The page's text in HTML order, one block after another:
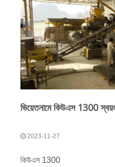
ভিয়েতনামে কিউএস 1300
2023-11-27
কিউএস 1300